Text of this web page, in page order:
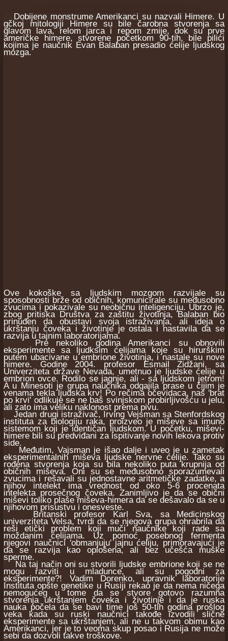
Dobijene monstrume Amerikanci su nazvali Himere. U
gčkoj mitologiji Himere su bile čarobna stvorenja sa
glavom lava, relom jarca i repom zmije, dok su prve
američke himere, stvorene početkom 90-tih, bile pilići
kojima je naučnik Evan Balaban presadio ćelije ljudskog
mozga.
Ove kokoške sa ljudskim mozgom razvijale su
sposobnosti brže od običnih, komunicirale su međusobno
zvucima i pokazivale su neobičnu inteligenciju. Ubrzo je,
zbog pritiska Društva za zaštitu životinja, Balaban bio
prinuđen da obustavi svoja istraživanja, ali ideja o
ukrštanju čoveka i životinje je ostala i nastavila da se
razvija u tajnim laboratorijama.
Pre nekoliko godina Amerikanci su obnovili
eksperimente sa ljudksim ćelijama koje su hirurškim
putem ubacivane u embrione životinja, i nastale su nove
himere. Godine 2004. profesor Esmail Zidžani, sa
Univerziteta države Nevada, umetnuo je ljudske ćelije u
embrion ovce. Rodilo se jagnje, ali - sa ljudskom jetrom!
A u Minesoti je grupa naučnika odgajila prase u čijim je
venama tekla ljudska krv! Po rečima očevidaca, naš 'brat
po krvi' odlikuje se ne baš svinjskom probirljivošću u jelu,
ali zato ima veliku naklonost prema pivu.
Jedan drugi istraživač, Irving Vejsman sa Stenfordskog
instituta za biologiju raka, proizveo je miševe sa imuno
sistemom koji je identičan ljudskom. U početku, miševi-
himere bili su predviđani za ispitivanje novih lekova protiv
side.
Međutim, Vajsman je išao dalje i uveo je u zametak
eksperimentalnih miševa ljudske nervne ćelije. Tako su
rođena stvorenja koja su bila nekoliko puta krupnija od
običnih miševa. Oni su se međusobno sporazumevali
zvucima i rešavali su jednostavne aritmetičke zadatke, a
njihov intelekt ima vrednost od oko 5-6 procenata
intelekta prosečnog čoveka. Zanimljivo je da se obični
miševi toliko plaše miševa-himera da se dešavalo da se u
njihovom prisustvu i onesveste.
Britanski profesor Karl Sva, sa Medicinskog
univerziteta Velsa, tvrdi da se njegova grupa ohrabrila da
reši etički problem koji muči naučnike koji rade sa
moždanim ćelijama. Uz pomoć posebnog fermenta
njegovi naučnici 'obmanjuju' jajnu ćeliju, primoravajući je
da se razvija kao oplošena, ali bez učešća muške
sperme.
Na taj način oni su stvorili ljudske embrione koji se ne
mogu razviti u mladunce, ali su pogodni za
eksperimente?! Vadim Dorenko, upravnik laboratorije
Instituta opšte genetike u Rusiji rekao je da nema ničega
nemogućeg u tome da se stvore gotovo razumna
stvorenja ukrštanjem čoveka i životinje i da je ruska
nauka počela da se bavi time još 50-tih godina prošlog
veka kada su ruski naučnici takođe izvodili slične
eksperimente sa ukrštanjem, ali ne u takvom obimu kao
Amerikanci, jer je to veoma skup posao i Rusija ne može
sebi da dozvoli takve troškove.